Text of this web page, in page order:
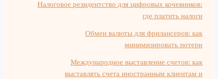
Налоговое резидентство для цифровых кочевников:
где платить налоги
Обмен валюты для фрилансеров: как
минимизировать потери
Международное выставление счетов: как
выставлять счета иностранным клиентам и